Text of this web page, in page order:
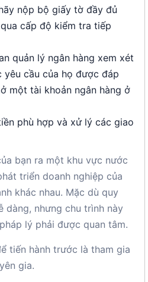
nộp bộ giấy tờ đầy đủ
cấp độ kiểm tra tiếp
quản lý ngân hàng xem xét
cầu của họ được đáp
một tài khoản ngân hàng ở
phù hợp và xử lý các giao
bạn ra một khu vực nước
triển doanh nghiệp của
khác nhau. Mặc dù quy
dàng, nhưng chu trình này
lý phải được quan tâm.
tiến hành trước là tham gia
gia.